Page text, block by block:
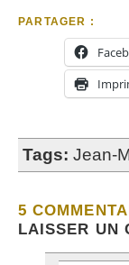
PARTAGER :
Tags: Jean-
5
LAISSER UN